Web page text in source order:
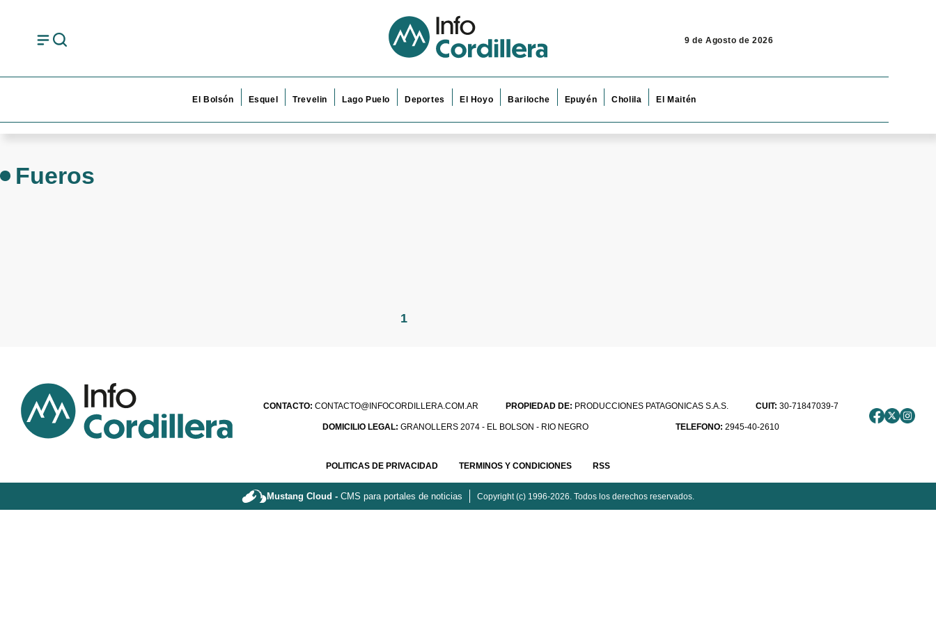
9 de Agosto de 2026
El Bolsón Esquel Trevelin Lago Puelo Deportes El Hoyo Bariloche Epuyén Cholila El Maitén
Fueros
1
CONTACTO: CONTACTO@INFOCORDILLERA.COM.AR PROPIEDAD DE: PRODUCCIONES PATAGONICAS S.A.S. CUIT: 30-71847039-7
DOMICILIO LEGAL:GRANOLLERS 2074 - EL BOLSON - RIO NEGRO TELEFONO: 2945-40-2610
POLITICAS DE PRIVACIDAD TERMINOS Y CONDICIONES RSS
Mustang Cloud - CMS para portales de noticias Copyright (c) 1996-2026. Todos los derechos reservados.